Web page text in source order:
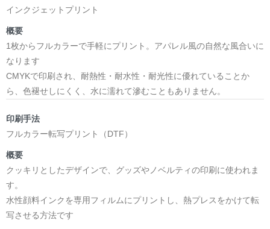
インクジェットプリント
概要
1枚からフルカラーで手軽にプリント。アパレル風の自然な風合いに
なります
CMYKで印刷され、耐熱性・耐水性・耐光性に優れていることか
ら、色褪せしにくく、水に濡れて滲むこともありません。
印刷手法
フルカラー転写プリント（DTF）
概要
クッキリとしたデザインで、グッズやノベルティの印刷に使われま
す。
水性顔料インクを専用フィルムにプリントし、熱プレスをかけて転
写させる方法です